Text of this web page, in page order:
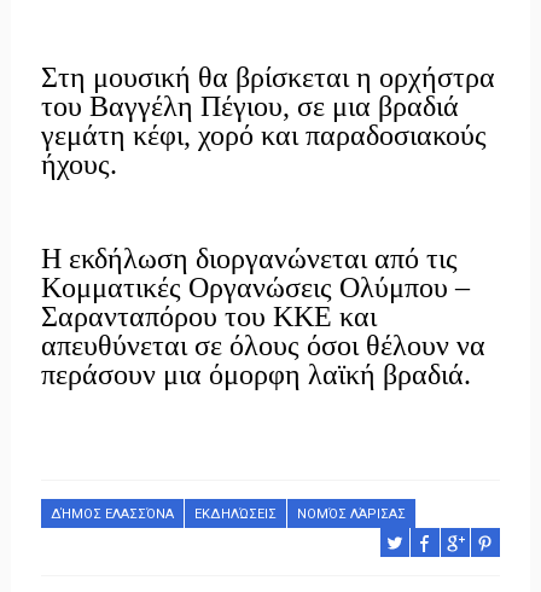
Στη μουσική θα βρίσκεται η ορχήστρα
του Βαγγέλη Πέγιου, σε μια βραδιά
γεμάτη κέφι, χορό και παραδοσιακούς
ήχους.
Η εκδήλωση διοργανώνεται από τις
Κομματικές Οργανώσεις Ολύμπου –
Σαρανταπόρου του ΚΚΕ και
απευθύνεται σε όλους όσοι θέλουν να
περάσουν μια όμορφη λαϊκή βραδιά.
ΔΉΜΟΣ ΕΛΑΣΣΌΝΑ ΕΚΔΗΛΏΣΕΙΣ ΝΟΜΌΣ ΛΆΡΙΣΑΣ